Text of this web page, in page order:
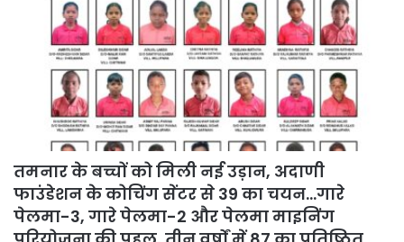
तमनार के बच्चों को मिली नई उड़ान, अदाणी
फाउंडेशन के कोचिंग सेंटर से 39 का चयन…गारे
पेलमा-3, गारे पेलमा-2 और पेलमा माइनिंग